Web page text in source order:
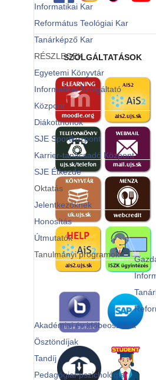
Informatikai Kar
Református Teológiai Kar
Tanárképző Kar
RÉSZLEGEK
Egyetemi Könyvtár
Informatikai Szolgáltató
Központ
Diákotthonok
SJE Sportközpont
Karrier-tanácsadó Központ
SJE Étkezde
Oktatás
Jelentkezőknek
Honosítás
Útmutatók
Tanulmányi programok
Akadémiai év időbeosztása
Ösztöndíjak
Tandíj
Pedagógiai-pszichológiai
SZOLGÁLTATÁSOK